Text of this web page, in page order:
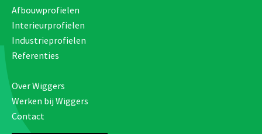
Afbouwprofielen
Interieurprofielen
Industrieprofielen
Referenties
Over Wiggers
Werken bij Wiggers
Contact